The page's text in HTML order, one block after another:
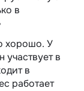
в
хорошо. У
участвует в
в
работает